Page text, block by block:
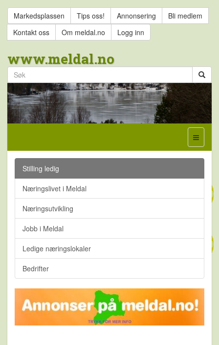
Markedsplassen Tips oss! Annonsering
Bli medlem
Kontakt oss
Om meldal.no Logg inn
www.meldal.no
Stilling ledig
Næringslivet i Meldal
Næringsutvikling
Jobb i Meldal
Ledige næringslokaler
Bedrifter